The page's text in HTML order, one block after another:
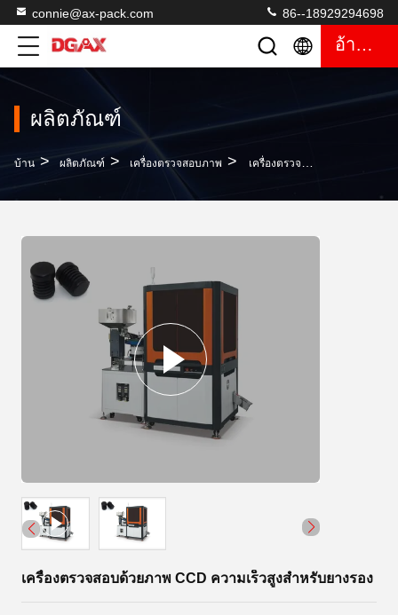
connie@ax-pack.com 86--18929294698
อ้างอิง
ผลิตภัณฑ์
บ้าน > ผลิตภัณฑ์ > เครื่องตรวจสอบภาพ > เครื่องตรวจสอบด้วยภาพ CCD ความเร็วสูงสำหรับยางรอง
เครื่องตรวจสอบด้วยภาพ CCD ความเร็วสูงสำหรับยางรอง